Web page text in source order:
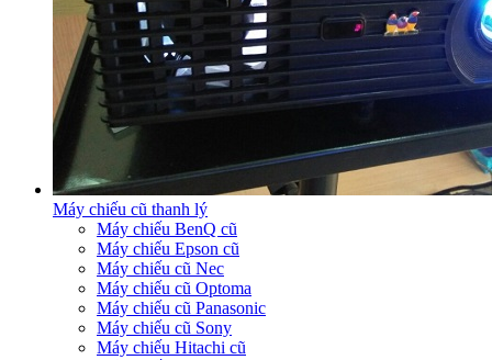
Máy chiếu cũ thanh lý
Máy chiếu BenQ cũ
Máy chiếu Epson cũ
Máy chiếu cũ Nec
Máy chiếu cũ Optoma
Máy chiếu cũ Panasonic
Máy chiếu cũ Sony
Máy chiếu Hitachi cũ